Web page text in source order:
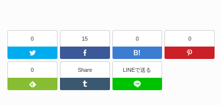
0
Twitter
15
Facebook
0
はてなブッ
0
0
Feedly
Share
Tumblr
LINEで送る